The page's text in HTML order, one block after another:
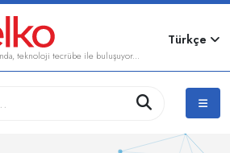
teknoloji tecrübe ile buluşuyor...
Türkçe